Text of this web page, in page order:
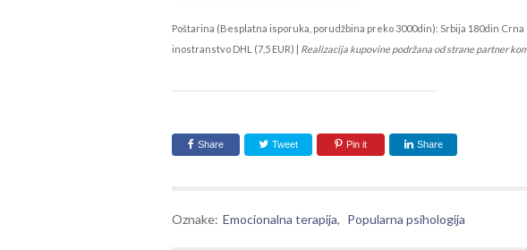
Poštarina (Besplatna isporuka, porudžbina preko 3000din): Srbija 180din Crna
inostranstvo DHL (7,5 EUR) | Realizacija kupovine podržana od strane partner
Share Tweet Pin it Share
Oznake: Emocionalna terapija, Popularna psihologija